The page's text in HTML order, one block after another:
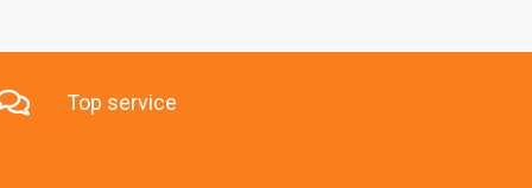
Top service